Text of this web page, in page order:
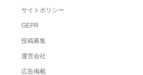
サイトポリシー
GEPR
投稿募集
運営会社
広告掲載